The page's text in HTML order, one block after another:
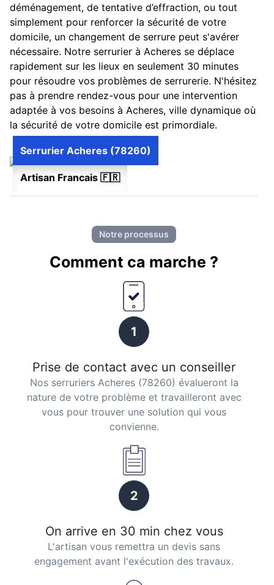
déménagement, de tentative d’effraction, ou tout
simplement pour renforcer la sécurité de votre
domicile, un changement de serrure peut s'avérer
nécessaire. Notre serrurier à Acheres se déplace
rapidement sur les lieux en seulement 30 minutes
pour résoudre vos problèmes de serrurerie. N'hésitez
pas à prendre rendez-vous pour une intervention
adaptée à vos besoins à Acheres, ville dynamique où
la sécurité de votre domicile est primordiale.
Artisan Francais 🇫🇷
Serrurier Acheres (78260)
Notre processus
Comment ca marche ?
1
Prise de contact avec un conseiller
Nos serruriers Acheres (78260) évalueront la
nature de votre problème et travailleront avec
vous pour trouver une solution qui vous
convienne.
2
On arrive en 30 min chez vous
L'artisan vous remettra un devis sans
engagement avant l'exécution des travaux.